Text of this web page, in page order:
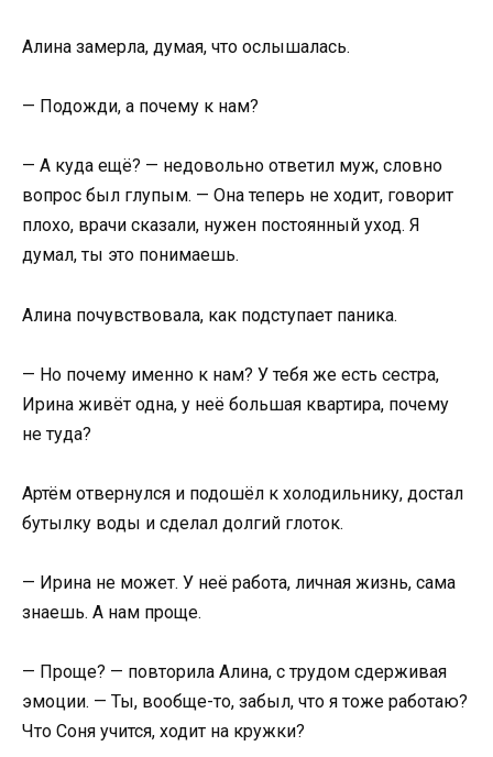
Алина замерла, думая, что ослышалась.
— Подожди, а почему к нам?
— А куда ещё? — недовольно ответил муж, словно
вопрос был глупым. — Она теперь не ходит, говорит
плохо, врачи сказали, нужен постоянный уход. Я
думал, ты это понимаешь.
Алина почувствовала, как подступает паника.
— Но почему именно к нам? У тебя же есть сестра,
Ирина живёт одна, у неё большая квартира, почему
не туда?
Артём отвернулся и подошёл к холодильнику, достал
бутылку воды и сделал долгий глоток.
— Ирина не может. У неё работа, личная жизнь, сама
знаешь. А нам проще.
— Проще? — повторила Алина, с трудом сдерживая
эмоции. — Ты, вообще-то, забыл, что я тоже работаю?
Что Соня учится, ходит на кружки?